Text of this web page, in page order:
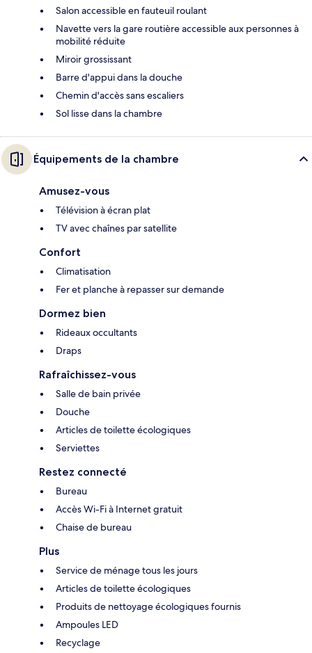
Salon accessible en fauteuil roulant
Navette vers la gare routière accessible aux personnes à
mobilité réduite
Miroir grossissant
Barre d'appui dans la douche
Chemin d'accès sans escaliers
Sol lisse dans la chambre
Équipements de la chambre
Amusez-vous
Télévision à écran plat
TV avec chaînes par satellite
Confort
Climatisation
Fer et planche à repasser sur demande
Dormez bien
Rideaux occultants
Draps
Rafraîchissez-vous
Salle de bain privée
Douche
Articles de toilette écologiques
Serviettes
Restez connecté
Bureau
Accès Wi-Fi à Internet gratuit
Chaise de bureau
Plus
Service de ménage tous les jours
Articles de toilette écologiques
Produits de nettoyage écologiques fournis
Ampoules LED
Recyclage